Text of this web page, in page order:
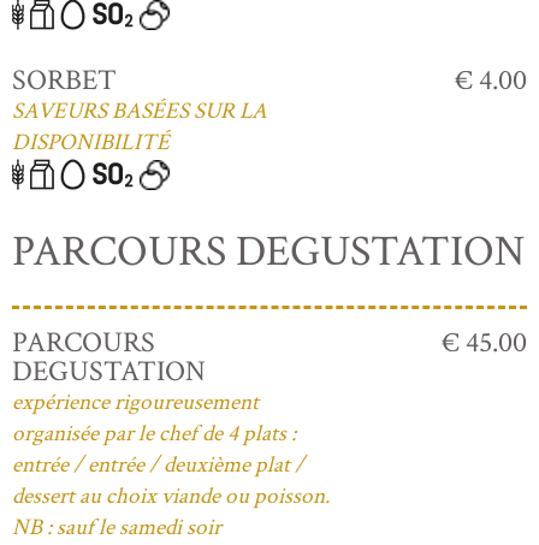
SORBET
SAVEURS BASÉES SUR LA
DISPONIBILITÉ
€ 4.00
PARCOURS DEGUSTATION
PARCOURS
DEGUSTATION
expérience rigoureusement
organisée par le chef de 4 plats :
entrée / entrée / deuxième plat /
dessert au choix viande ou poisson.
NB : sauf le samedi soir
€ 45.00